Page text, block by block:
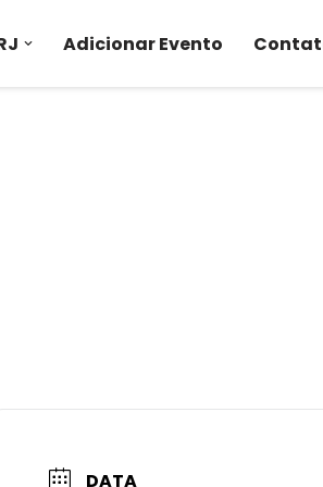
Adicionar Evento
DATA